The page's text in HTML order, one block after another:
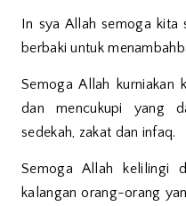
In sya Allah semoga kita
berbaki untuk
Semoga Allah kurniakan
dan mencukupi yang
sedekah, zakat dan infaq.
Semoga Allah kelilingi
kalangan orang-orang